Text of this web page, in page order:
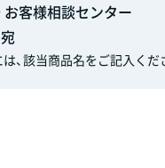
客様相談センター
該当商品名をご記入くだ